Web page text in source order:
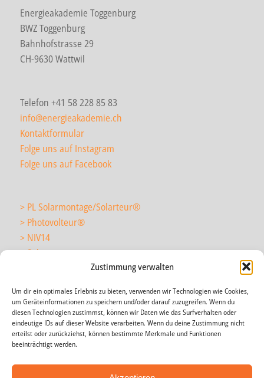
Zustimmung verwalten
Um dir ein optimales Erlebnis zu bieten, verwenden wir Technologien wie Cookies,
um Geräteinformationen zu speichern und/oder darauf zuzugreifen. Wenn du
diesen Technologien zustimmst, können wir Daten wie das Surfverhalten oder
eindeutige IDs auf dieser Website verarbeiten. Wenn du deine Zustimmung nicht
erteilst oder zurückziehst, können bestimmte Merkmale und Funktionen
beeinträchtigt werden.
Energieakademie Toggenburg
BWZ Toggenburg
Bahnhofstrasse 29
CH-9630 Wattwil
Telefon +41 58 228 85 83
info@energieakademie.ch
Kontaktformular
Folge uns auf Instagram
Folge uns auf Facebook
> PL Solarmontage/Solarteur®
> Photovolteur®
> NIV14
> Solarmonteur
> wir über uns
> News
> Agenda
> Impressum